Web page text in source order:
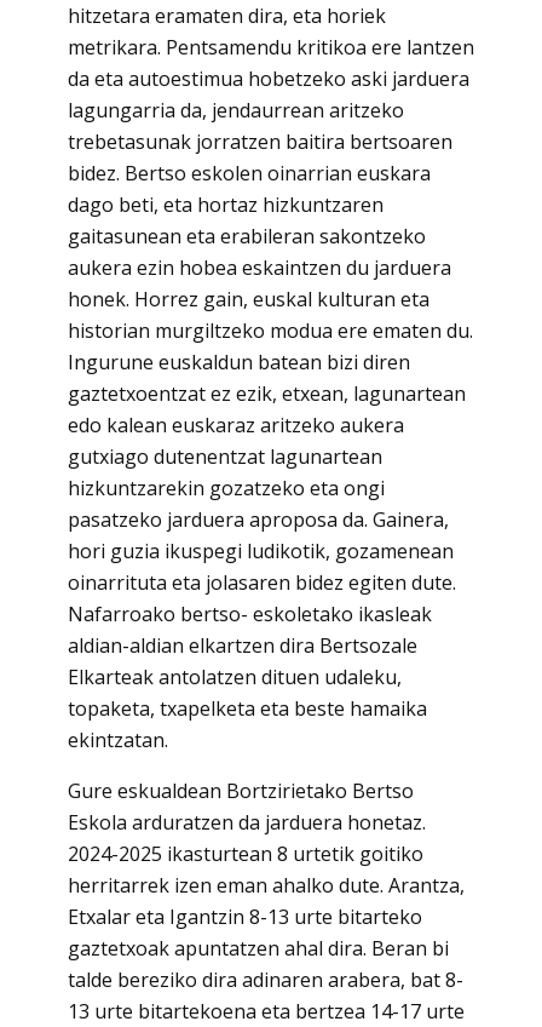
hitzetara eramaten dira, eta horiek
metrikara. Pentsamendu kritikoa ere lantzen
da eta autoestimua hobetzeko aski jarduera
lagungarria da, jendaurrean aritzeko
trebetasunak jorratzen baitira bertsoaren
bidez. Bertso eskolen oinarrian euskara
dago beti, eta hortaz hizkuntzaren
gaitasunean eta erabileran sakontzeko
aukera ezin hobea eskaintzen du jarduera
honek. Horrez gain, euskal kulturan eta
historian murgiltzeko modua ere ematen du.
Ingurune euskaldun batean bizi diren
gaztetxoentzat ez ezik, etxean, lagunartean
edo kalean euskaraz aritzeko aukera
gutxiago dutenentzat lagunartean
hizkuntzarekin gozatzeko eta ongi
pasatzeko jarduera aproposa da. Gainera,
hori guzia ikuspegi ludikotik, gozamenean
oinarrituta eta jolasaren bidez egiten dute.
Nafarroako bertso- eskoletako ikasleak
aldian-aldian elkartzen dira Bertsozale
Elkarteak antolatzen dituen udaleku,
topaketa, txapelketa eta beste hamaika
ekintzatan.
Gure eskualdean Bortzirietako Bertso
Eskola arduratzen da jarduera honetaz.
2024-2025 ikasturtean 8 urtetik goitiko
herritarrek izen eman ahalko dute. Arantza,
Etxalar eta Igantzin 8-13 urte bitarteko
gaztetxoak apuntatzen ahal dira. Beran bi
talde bereziko dira adinaren arabera, bat 8-
13 urte bitartekoena eta bertzea 14-17 urte